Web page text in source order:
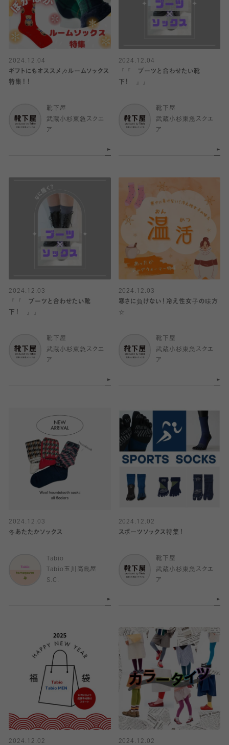
2024.12.04
ギフトにもオススメ🎶ルームソックス
特集！！
靴下屋
武蔵小杉東急スクエ
ア
2024.12.04
『『 ブーツと合わせたい靴
下！ 』』
靴下屋
武蔵小杉東急スクエ
ア
2024.12.03
『『 ブーツと合わせたい靴
下！ 』』
靴下屋
武蔵小杉東急スクエ
ア
2024.12.03
寒さに負けない！冷え性女子の味方
☆
靴下屋
武蔵小杉東急スクエ
ア
2024.12.03
冬あたたかソックス
Tabio
Tabio玉川高島屋
S.C.
2024.12.02
スポーツソックス特集！
靴下屋
武蔵小杉東急スクエ
ア
2024.12.02
2024.12.02